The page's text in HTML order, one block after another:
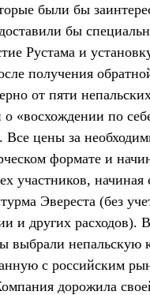
были бы
бы
Рустама и
получения
от пяти
о «восхождении по
Все цены за
формате и
участников, начиная
Эвереста (без
и других расходов).
выбрали непальскую
с российским
дорожила